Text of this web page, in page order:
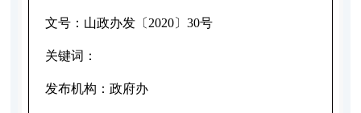
文号： 山政办发〔2020〕30号
关键词：
发布机构： 政府办